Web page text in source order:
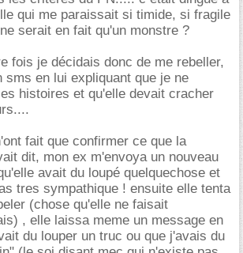
qui me paraissait si timide, si fragile
serait en fait qu'un monstre ?
fois je décidais donc de me rebeller,
sms en lui expliquant que je ne
histoires et qu'elle devait cracher
fait que confirmer ce que la
dit, mon ex m'envoya un nouveau
avait du loupé quelquechose et
tres sympathique ! ensuite elle tenta
(chose qu'elle ne faisait
, elle laissa meme un message en
du louper un truc ou que j'avais du